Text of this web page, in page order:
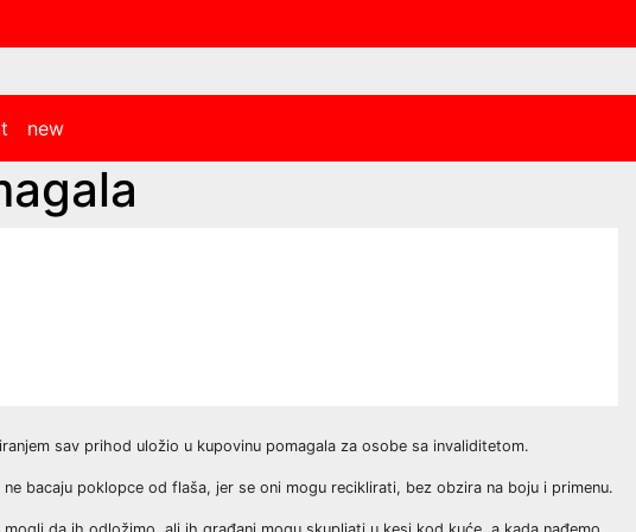
new
sav prihod uložio u kupovinu pomagala za osobe sa invaliditetom.
bacaju poklopce od flaša, jer se oni mogu reciklirati, bez obzira na boju i primenu.